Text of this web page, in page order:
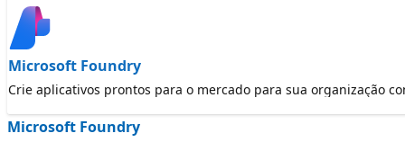
Microsoft Foundry
Crie aplicativos prontos para o mercado para sua organização
Microsoft Foundry